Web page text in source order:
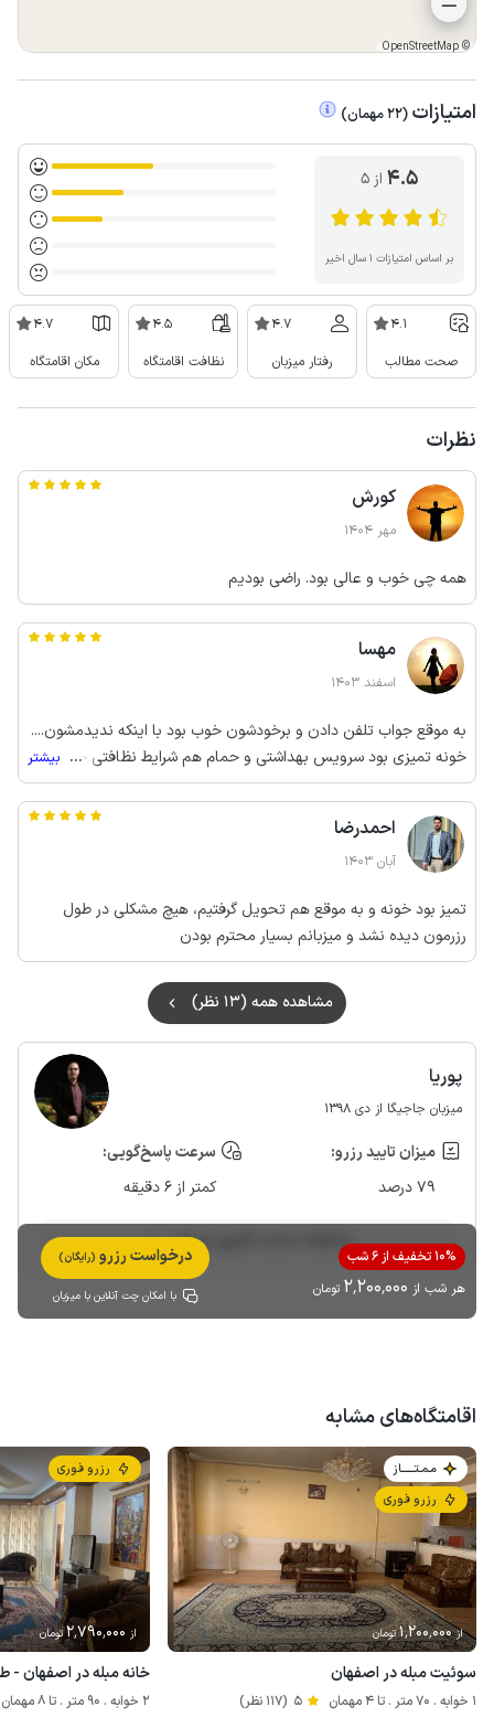
©
OpenStreetMap
امتیازات (
22مهمان)
4.5 از ۵
بر اساس امتیازات ۱ سال اخیر
4.1
صحت مطالب
4.7
رفتار میزبان
4.5
نظافت اقامتگاه
4.7
مکان اقامتگاه
نظرات
کورش
مهر 1404
همه چی خوب و عالی بود. راضی بودیم
مهسا
اسفند 1403
به موقع جواب تلفن دادن و برخودشون خوب بود با اینکه ندیدمشون....
خونه تمیزی بود سرویس بهداشتی و حمام هم شرایط نظافتی خیلی
خوبی داشت. ما خیلی راضی بودیم.
... بیشتر
احمدرضا
آبان 1403
تمیز بود خونه و به موقع هم تحویل گرفتیم، هیچ مشکلی در طول
رزرمون دیده نشد و میزبانم بسیار محترم بودن
مشاهده همه (13 نظر)
پوریا
میزبان جاجیگا از دی 1398
میزان تایید رزرو:
79 درصد
سرعت پاسخ‌گویی:
کمتر از 6 دقیقه
مشاهده حساب کاربری میزبان
10% تخفیف از 6 شب
هر شب از 2٬200٬000 تومان
درخواست رزرو (رایگان)
با امکان چت آنلاین با میزبان
اقامتگاه‌های مشابه
مـمـتــــــاز
رزرو فوری
از 1٬200٬000تومان
سوئیت مبله در اصفهان
1 خوابه . 70 متر . تا 4 مهمان 5 (117 نظر)
رزرو فوری
از 2٬790٬000تومان
خانه مبله در اصفهان -
2 خوابه . 90 متر . تا 8 مهمان